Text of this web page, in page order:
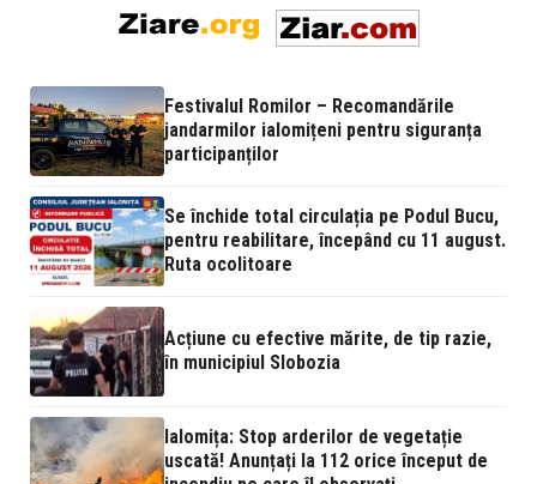
Festivalul Romilor – Recomandările
jandarmilor ialomițeni pentru siguranța
participanților
Se închide total circulația pe Podul Bucu,
pentru reabilitare, începând cu 11 august.
Ruta ocolitoare
Acțiune cu efective mărite, de tip razie,
în municipiul Slobozia
Ialomița: Stop arderilor de vegetație
uscată! Anunțați la 112 orice început de